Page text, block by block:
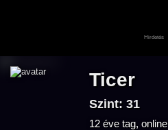
Ticer
Szint: 31
12 éve tag, online